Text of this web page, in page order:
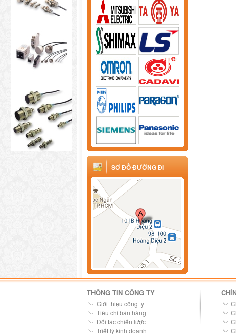
SƠ ĐỒ ĐƯỜNG ĐI
THÔNG TIN CÔNG TY
Giới thiệu công ty
Tiêu chí bán hàng
Đối tác chiến lược
Triết lý kinh doanh